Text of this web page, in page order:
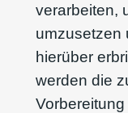
verarbeiten,
umzusetzen
hierüber
werden die